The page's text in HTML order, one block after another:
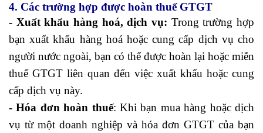
4. Các trường hợp được hoàn thuế GTGT
- Xuất khẩu hàng hoá, dịch vụ: Trong trường hợp
bạn xuất khẩu hàng hoá hoặc cung cấp dịch vụ cho
người nước ngoài, bạn có thể được hoàn lại hoặc miễn
thuế GTGT liên quan đến việc xuất khẩu hoặc cung
cấp dịch vụ này.
- Hóa đơn hoàn thuế: Khi bạn mua hàng hoặc dịch
vụ từ một doanh nghiệp và hóa đơn GTGT của bạn